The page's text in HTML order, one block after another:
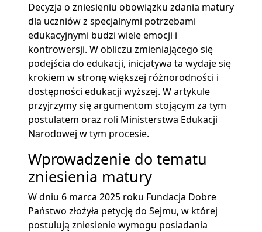
Decyzja o zniesieniu obowiązku zdania matury
dla uczniów z specjalnymi potrzebami
edukacyjnymi budzi wiele emocji i
kontrowersji. W obliczu zmieniającego się
podejścia do edukacji, inicjatywa ta wydaje się
krokiem w stronę większej różnorodności i
dostępności edukacji wyższej. W artykule
przyjrzymy się argumentom stojącym za tym
postulatem oraz roli Ministerstwa Edukacji
Narodowej w tym procesie.
Wprowadzenie do tematu
zniesienia matury
W dniu 6 marca 2025 roku Fundacja Dobre
Państwo złożyła petycję do Sejmu, w której
postulują zniesienie wymogu posiadania